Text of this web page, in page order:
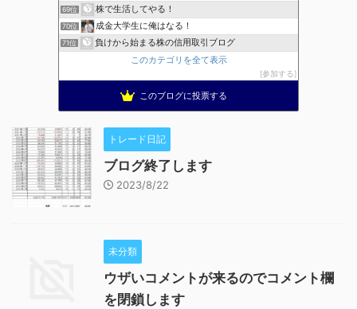
69位 株で生活してやる！
70位 成金大学生に俺はなる！
71位
負けから始まる株の信用取引ブログ
このカテゴリを全て表示
参加する
このブログに投票する
トレード日記
ブログ終了します
2023/8/22
未分類
ウザいコメントが来るのでコメント欄
を閉鎖します